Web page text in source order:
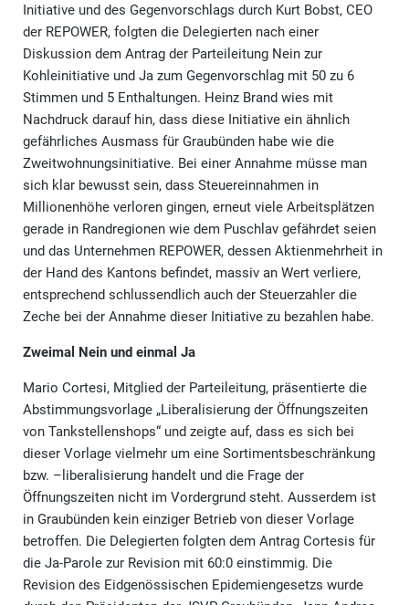
Initiative und des Gegenvorschlags durch Kurt Bobst, CEO
der REPOWER, folgten die Delegierten nach einer
Diskussion dem Antrag der Parteileitung Nein zur
Kohleinitiative und Ja zum Gegenvorschlag mit 50 zu 6
Stimmen und 5 Enthaltungen. Heinz Brand wies mit
Nachdruck darauf hin, dass diese Initiative ein ähnlich
gefährliches Ausmass für Graubünden habe wie die
Zweitwohnungsinitiative. Bei einer Annahme müsse man
sich klar bewusst sein, dass Steuereinnahmen in
Millionenhöhe verloren gingen, erneut viele Arbeitsplätzen
gerade in Randregionen wie dem Puschlav gefährdet seien
und das Unternehmen REPOWER, dessen Aktienmehrheit in
der Hand des Kantons befindet, massiv an Wert verliere,
entsprechend schlussendlich auch der Steuerzahler die
Zeche bei der Annahme dieser Initiative zu bezahlen habe.
Zweimal Nein und einmal Ja
Mario Cortesi, Mitglied der Parteileitung, präsentierte die
Abstimmungsvorlage „Liberalisierung der Öffnungszeiten
von Tankstellenshops“ und zeigte auf, dass es sich bei
dieser Vorlage vielmehr um eine Sortimentsbeschränkung
bzw. –liberalisierung handelt und die Frage der
Öffnungszeiten nicht im Vordergrund steht. Ausserdem ist
in Graubünden kein einziger Betrieb von dieser Vorlage
betroffen. Die Delegierten folgten dem Antrag Cortesis für
die Ja-Parole zur Revision mit 60:0 einstimmig. Die
Revision des Eidgenössischen Epidemiengesetzs wurde